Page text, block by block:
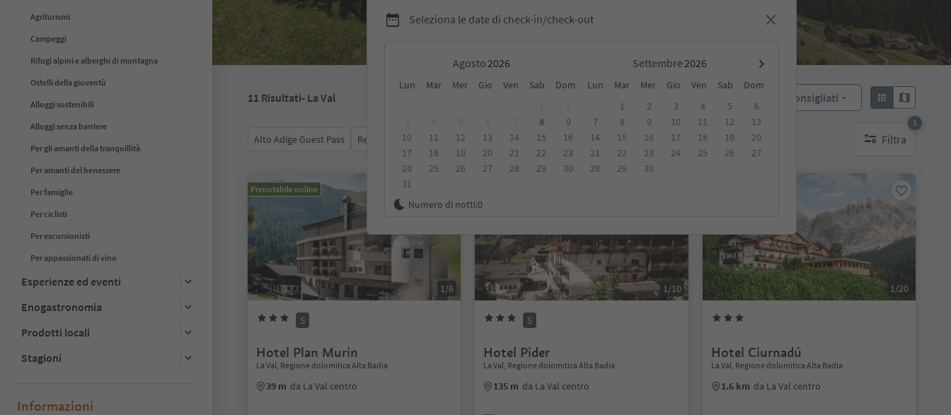
Agriturismi
Campeggi
Rifugi alpini e alberghi di montagna
Ostelli della gioventù
Alloggi sostenibili
Alloggi senza barriere
Per gli amanti della tranquillità
Per amanti del benessere
Per famiglie
Per ciclisti
Per escursionisti
Per appassionati di vino
Esperienze ed eventi
Enogastronomia
Prodotti locali
Stagioni
Informazioni
Seleziona le date di check-in/check-out
Agosto Settembre
Lun Mar Mer Gio Ven Sab Dom Lun Mar Mer Gio Ven Sab
Dom
8
9
10
11 12 13 14 15
16
17
18 19 20 21 22
23
24
25 26 27 28 29
30
31
1 2 3 4 5
6
7
8 9 10 11 12
13
14
15 16 17 18 19
20
21
22 23 24 25 26
27
28
29 30
Numero di notti:0
11 Risultati- La Val Consigliati
Alto Adige Guest Pass Recensioni Categoria Trattamento Alloggi sostenibili Filtra
1
1 filtro attivo
Prenotabile online
1/6
S
Hotel Plan Murin
La Val, Regione dolomitica Alta Badia
39 m da La Val centro
1/10
S
Hotel Pider
La Val, Regione dolomitica Alta Badia
135 m da La Val centro
1/20
Hotel Ciurnadú
La Val, Regione dolomitica Alta Badia
1.6 km da La Val centro